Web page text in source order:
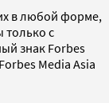
в любой форме,
только с
знак Forbes
Media Asia